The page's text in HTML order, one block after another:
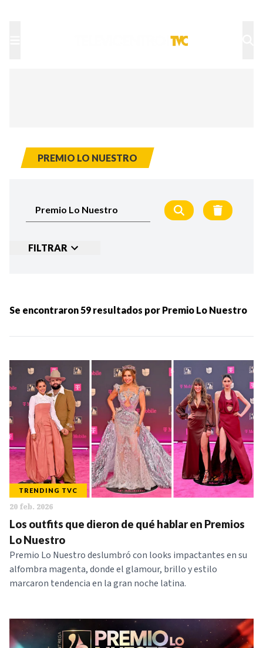
PREMIO LO NUESTRO
FILTRAR
MÁS RECIENTES
MENOS RECIENTES
Periodo:
IR
SERIES
Se encontraron59 resultados por Premio Lo Nuestro
TRENDING TVC
20 feb. 2026
Los outfits que dieron de qué hablar en Premios
Lo Nuestro
Premio Lo Nuestro deslumbró con looks impactantes en su
alfombra magenta, donde el glamour, brillo y estilo
marcaron tendencia en la gran noche latina.